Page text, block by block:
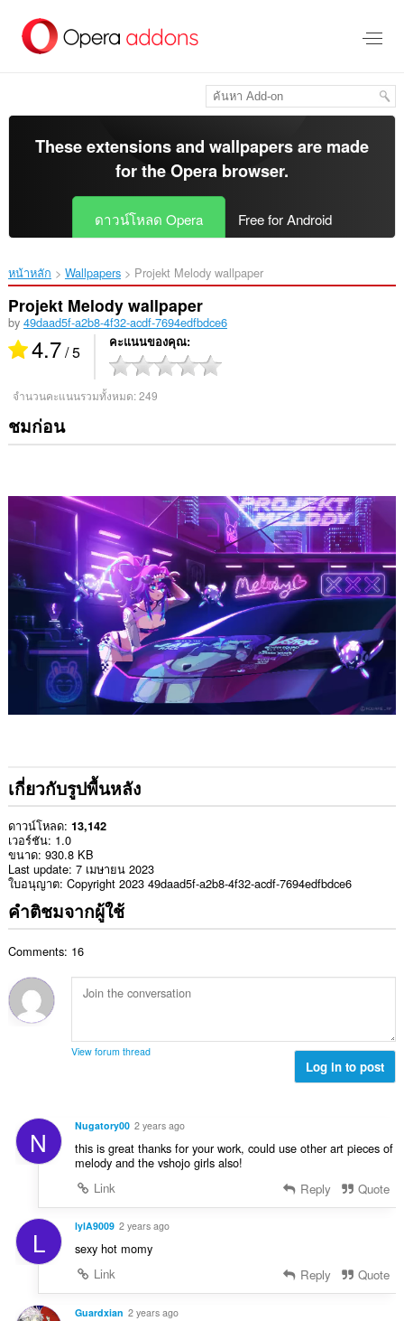
These extensions and wallpapers are made
for theOpera browser.
ดาวน์โหลด Opera Free for Android
หน้าหลัก Wallpapers Projekt Melody wallpaper‎
Projekt Melody wallpaper
by 49daad5f-a2b8-4f32-acdf-7694edfbdce6
4.7/ 5 คะแนนของคุณ
จำนวนคะแนนรวมทั้งหมด:249
ชมก่อน
เกี่ยวกับรูปพื้นหลัง
ดาวน์โหลด 13,142
เวอร์ชัน 1.0
ขนาด 930.8 KB
Last update 7 เมษายน 2023
ใบอนุญาต Copyright 2023 49daad5f-a2b8-4f32-acdf-7694edfbdce6
คำติชมจากผู้ใช้
Comments: 16
View forum thread
Log in to post
N Nugatory00 2 years ago
this is great thanks for your work, could use other art pieces of
melody and the vshojo girls also!
Link
Reply Quote
L lylA9009 2 years ago
sexy hot momy
Link
Reply Quote
Guardxian 2 years ago